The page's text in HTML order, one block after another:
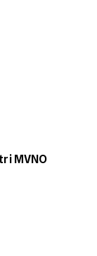
MVNO